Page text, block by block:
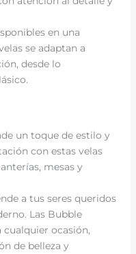
en una
se adaptan a
desde lo
un toque de estilo y
con estas velas
mesas y
a tus seres queridos
Las Bubble
cualquier ocasión,
de belleza y